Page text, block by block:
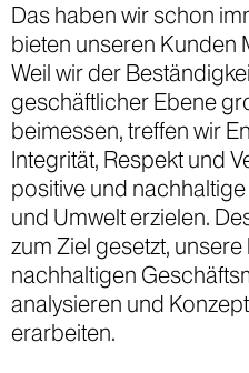
Das haben wir schon
bieten unseren Kunden
Weil wir der
geschäftlicher Ebene
beimessen, treffen wir
Integrität, Respekt und
positive und
und Umwelt erzielen.
zum Ziel gesetzt,
nachhaltigen
analysieren und
erarbeiten.